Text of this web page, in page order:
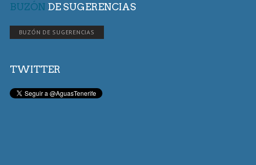
BUZÓN DE SUGERENCIAS
BUZÓN DE SUGERENCIAS
TWITTER